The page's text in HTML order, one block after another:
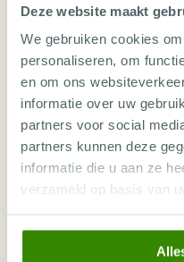
Deze website maakt
We gebruiken cookies
personaliseren, om
en om ons
informatie over uw
partners voor social
partners kunnen deze
informatie die u aan ze
verzameld op basis van